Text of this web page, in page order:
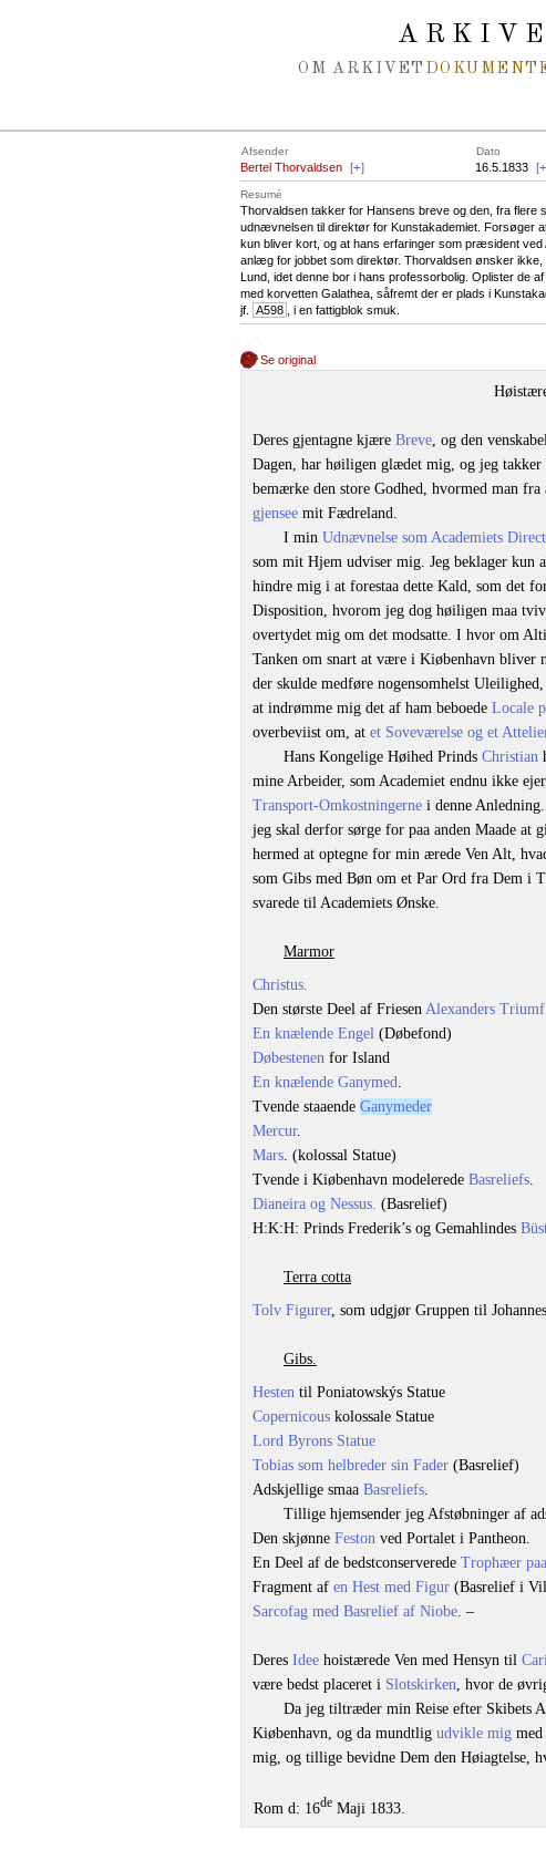
OM ARKIVET
Afsender Dato
Bertel Thorvaldsen [+] 16.5.1833 [
Resumé
Thorvaldsen takker for Hansens breve og den, fra flere
udnævnelsen til direktør for Kunstakademiet. Forsøger
kun bliver kort, og at hans erfaringer som præsident
anlæg for jobbet som direktør. Thorvaldsen ønsker
Lund, idet denne bor i hans professorbolig. Oplister de
med korvetten Galathea, såfremt der er plads i
jf.
A598 , i en fattigblok smuk.
Se original
Deres gjentagne kjære Breve, og den
Dagen, har høiligen glædet mig, og jeg
bemærke den store Godhed, hvormed man
gjensee mit Fædreland.
I min Udnævnelse som Academiets
som mit Hjem udviser mig. Jeg beklager
hindre mig i at forestaa dette Kald, som det
Disposition, hvorom jeg dog høiligen maa
overtydet mig om det modsatte. I hvor om
Tanken om snart at være i Kiøbenhavn bliver
der skulde medføre nogensomhelst
at indrømme mig det af ham beboede Locale
overbeviist om, at et Soveværelse og et
Hans Kongelige Høihed Prinds Christian
mine Arbeider, som Academiet endnu ikke
Transport-Omkostningerne i denne
jeg skal derfor sørge for paa anden Maade at
hermed at optegne for min ærede Ven Alt,
som Gibs med Bøn om et Par Ord fra Dem i
svarede til Academiets Ønske.
Marmor
Christus.
Den største Deel af Friesen Alexanders Triumf
En knælende Engel (Døbefond)
Døbestenen for Island
En knælende Ganymed.
Tvende staaende Ganymeder
Mercur.
Mars. (kolossal Statue)
Tvende i Kiøbenhavn modelerede Basreliefs.
Dianeira og Nessus. (Basrelief)
H:K:H: Prinds Frederik’s og Gemahlindes
Terra cotta
Tolv Figurer, som udgjør Gruppen til
Gibs.
Hesten til Poniatowskýs Statue
Copernicous kolossale Statue
Lord Byrons Statue
Tobias som helbreder sin Fader (Basrelief)
Adskjellige smaa Basreliefs.
Tillige hjemsender jeg Afstøbninger af
Den skjønne Feston ved Portalet i Pantheon.
En Deel af de bedstconserverede Trophæer
Fragment af en Hest med Figur (Basrelief i
Sarcofag med Basrelief af Niobe. –
Deres Idee hoistærede Ven med Hensyn til
være bedst placeret i Slotskirken, hvor de
Da jeg tiltræder min Reise efter Skibets
Kiøbenhavn, og da mundtlig udvikle mig
mig, og tillige bevidne Dem den Høiagtelse,
Rom d: 16de Maji 1833.